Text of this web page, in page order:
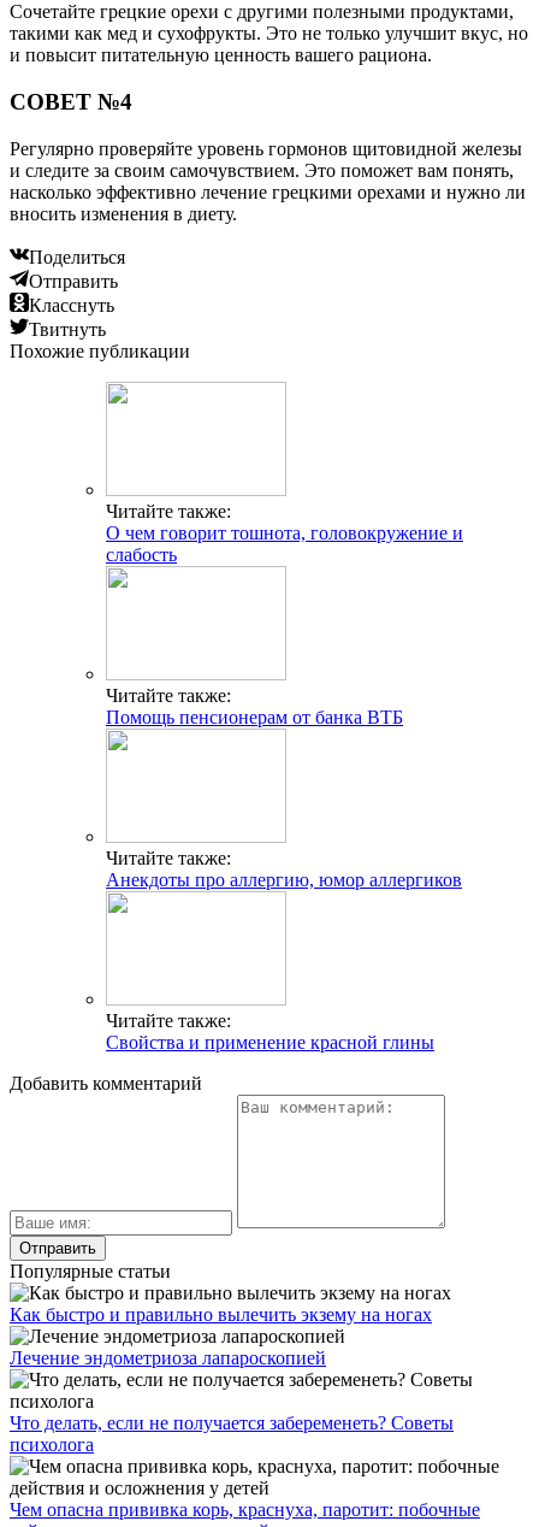
Сочетайте грецкие орехи с другими полезными продуктами,
такими как мед и сухофрукты. Это не только улучшит вкус, но
и повысит питательную ценность вашего рациона.
СОВЕТ №4
Регулярно проверяйте уровень гормонов щитовидной железы
и следите за своим самочувствием. Это поможет вам понять,
насколько эффективно лечение грецкими орехами и нужно ли
вносить изменения в диету.
Поделиться
Отправить
Класснуть
Твитнуть
Похожие публикации
Читайте также:
О чем говорит тошнота, головокружение и
слабость
Читайте также:
Помощь пенсионерам от банка ВТБ
Читайте также:
Анекдоты про аллергию, юмор аллергиков
Читайте также:
Свойства и применение красной глины
Добавить комментарий
Популярные статьи
Как быстро и правильно вылечить экзему на ногах
Лечение эндометриоза лапароскопией
Что делать, если не получается забеременеть? Советы
психолога
Чем опасна прививка корь, краснуха, паротит: побочные